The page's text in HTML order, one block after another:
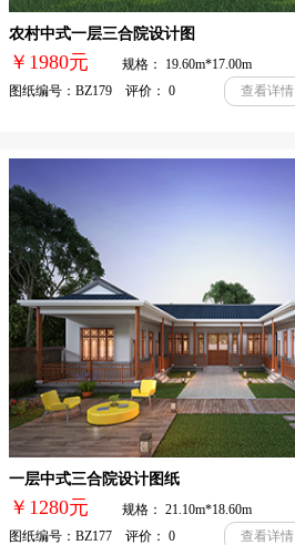
农村中式一层三合院设计图
￥1980元
规格： 19.60m*17.00m
图纸编号：BZ179 评价： 0
查看详情
一层中式三合院设计图纸
￥1280元
规格： 21.10m*18.60m
图纸编号：BZ177 评价： 0
查看详情